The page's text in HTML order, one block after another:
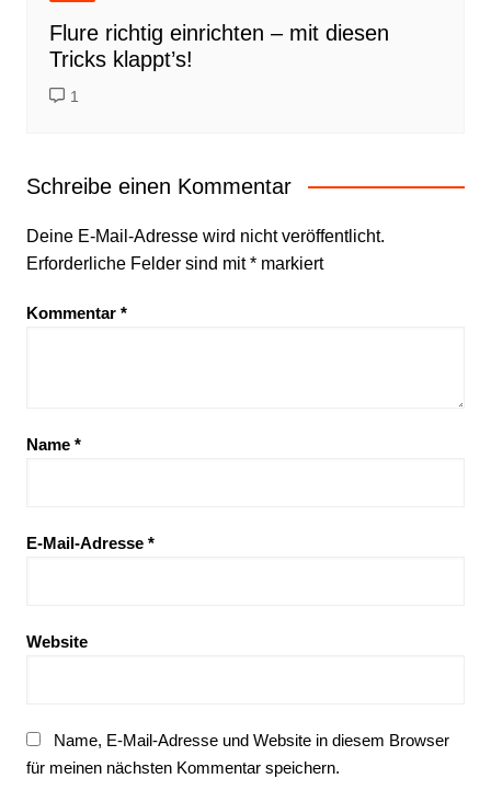
Flure richtig einrichten – mit diesen
Tricks klappt’s!
1
Schreibe einen Kommentar
Deine E-Mail-Adresse wird nicht veröffentlicht.
Erforderliche Felder sind mit*markiert
Kommentar *
Name *
E-Mail-Adresse *
Website
Name, E-Mail-Adresse und Website in diesem Browser
für meinen nächsten Kommentar speichern.